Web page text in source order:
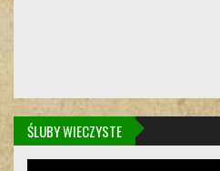
ŚLUBY WIECZYSTE